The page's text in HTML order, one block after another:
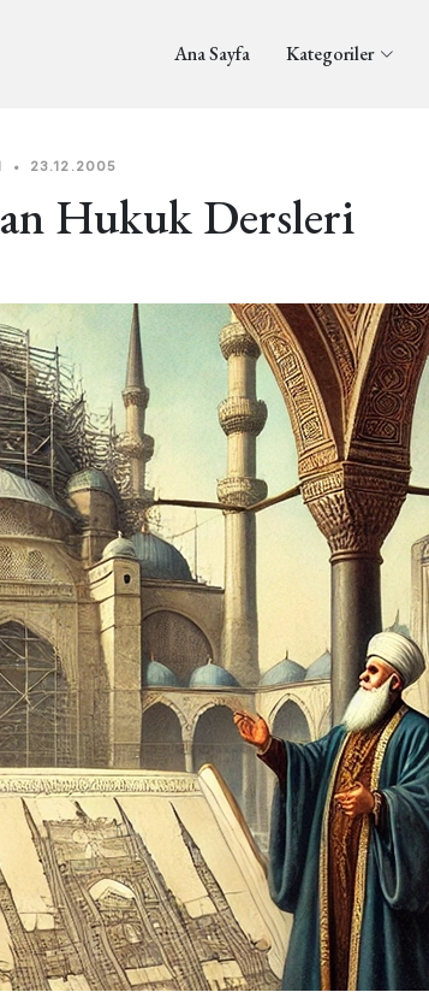
Ana Sayfa Kategoriler
• 23.12.2005
Hukuk Dersleri